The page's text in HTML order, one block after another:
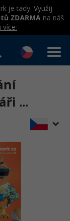
je tady. Využij
ZDARMAna náš
více:
...